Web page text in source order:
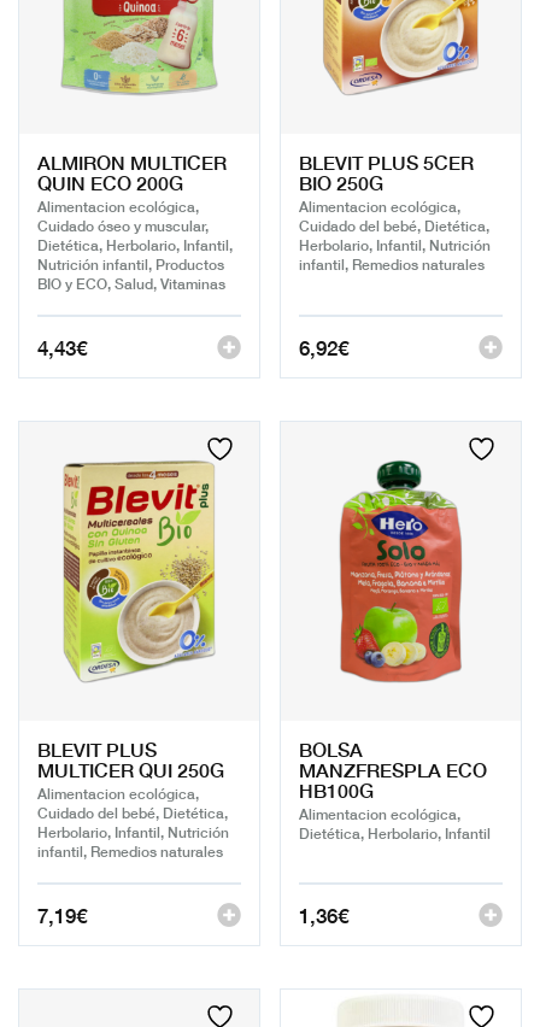
ALMIRON MULTICER
QUIN ECO 200G
Alimentacion ecológica,
Cuidado óseo y muscular,
Dietética, Herbolario, Infantil,
Nutrición infantil, Productos
BIO y ECO, Salud, Vitaminas
4,43€
BLEVIT PLUS 5CER
BIO 250G
Alimentacion ecológica,
Cuidado del bebé, Dietética,
Herbolario, Infantil, Nutrición
infantil, Remedios naturales
6,92€
BLEVIT PLUS
MULTICER QUI 250G
Alimentacion ecológica,
Cuidado del bebé, Dietética,
Herbolario, Infantil, Nutrición
infantil, Remedios naturales
7,19€
BOLSA
MANZFRESPLA ECO
HB100G
Alimentacion ecológica,
Dietética, Herbolario, Infantil
1,36€